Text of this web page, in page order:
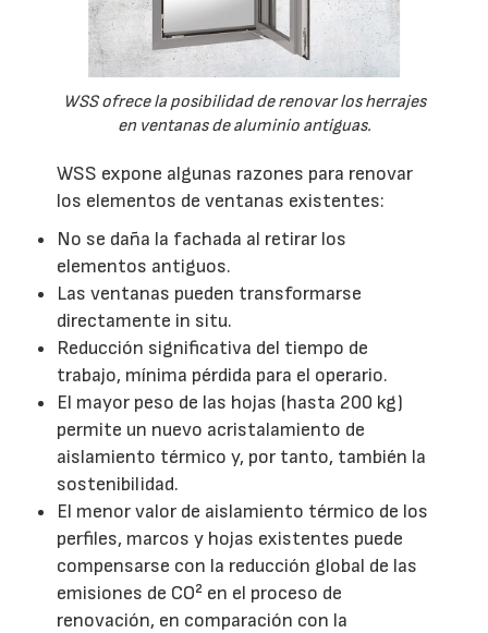
WSS ofrece la posibilidad de renovar los herrajes
en ventanas de aluminio antiguas.
WSS expone algunas razones para renovar
los elementos de ventanas existentes:
No se daña la fachada al retirar los
elementos antiguos.
Las ventanas pueden transformarse
directamente in situ.
Reducción significativa del tiempo de
trabajo, mínima pérdida para el operario.
El mayor peso de las hojas (hasta 200 kg)
permite un nuevo acristalamiento de
aislamiento térmico y, por tanto, también la
sostenibilidad.
El menor valor de aislamiento térmico de los
perfiles, marcos y hojas existentes puede
compensarse con la reducción global de las
emisiones de CO² en el proceso de
renovación, en comparación con la